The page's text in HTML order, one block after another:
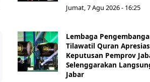
Jumat, 7 Agu 2026 - 16:25
Lembaga
Tilawatil Quran
Keputusan Pemprov
Selenggarakan
Jabar